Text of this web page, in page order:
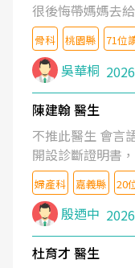
很後悔帶媽媽去
骨科 桃園縣 71位
吳華桐
陳建翰 醫生
不推此醫生 會言
開設診斷證明書
婦產科 嘉義縣 20
殷迺中
杜育才 醫生